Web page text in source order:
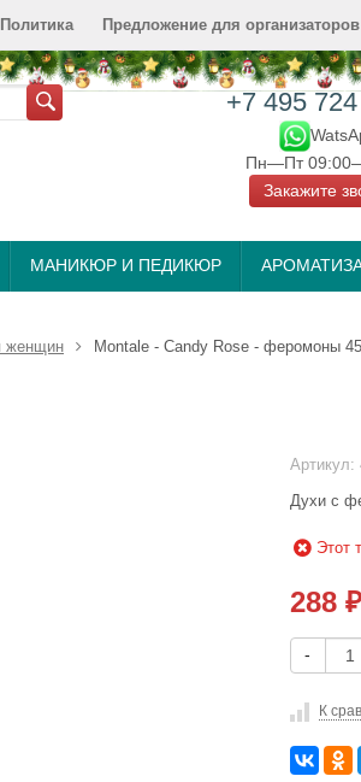
Политика Предложение для
+7 495
Пн—Пт
Закажите
МАНИКЮР И ПЕДИКЮР
женщин Montale - Candy Rose - феромоны
Артикул:
Духи с
Этот
288 ₽
-
К